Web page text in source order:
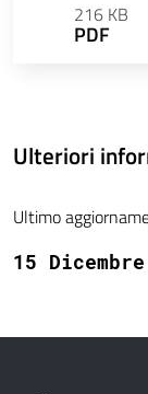
216 KB
PDF
Ulteriori
Ultimo
15